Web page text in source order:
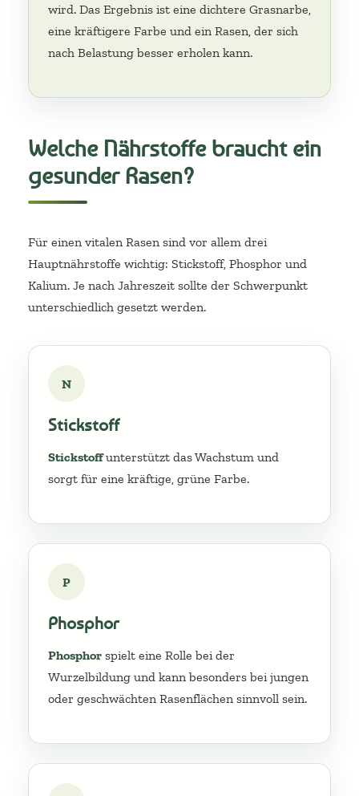
wird. Das Ergebnis ist eine dichtere Grasnarbe,
eine kräftigere Farbe und ein Rasen, der sich
nach Belastung besser erholen kann.
Welche Nährstoffe braucht ein
gesunder Rasen?
Für einen vitalen Rasen sind vor allem drei
Hauptnährstoffe wichtig: Stickstoff, Phosphor und
Kalium. Je nach Jahreszeit sollte der Schwerpunkt
unterschiedlich gesetzt werden.
N
Stickstoff
Stickstoffunterstützt das Wachstum und
sorgt für eine kräftige, grüne Farbe.
P
Phosphor
Phosphor spielt eine Rolle bei der
Wurzelbildung und kann besonders bei jungen
oder geschwächten Rasenflächen sinnvoll sein.